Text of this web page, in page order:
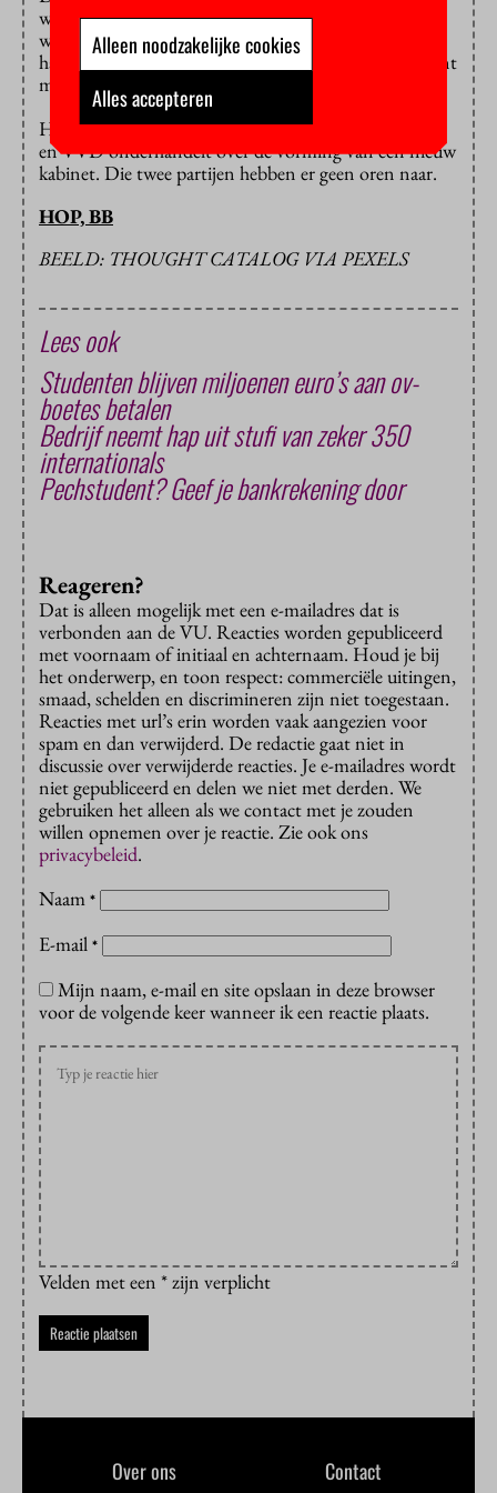
willen de rente op nul zetten. D66, DENK en Volt
willen dat alleen voor de pechgeneratie, die geen recht
had op een basisbeurs. De rest zou hooguit 2,5 procent
moeten betalen, vinden deze partijen.
Het is de vraag of het ervan komt, nu D66 met CDA
en VVD onderhandelt over de vorming van een nieuw
kabinet. Die twee partijen hebben er geen oren naar.
HOP, BB
BEELD: THOUGHT CATALOG VIA PEXELS
Lees ook
Studenten blijven miljoenen euro’s aan ov-
boetes betalen
Bedrijf neemt hap uit stufi van zeker 350
internationals
Pechstudent? Geef je bankrekening door
Reageren?
Dat is alleen mogelijk met een e-mailadres dat is
verbonden aan de VU. Reacties worden gepubliceerd
met voornaam of initiaal en achternaam. Houd je bij
het onderwerp, en toon respect: commerciële uitingen,
smaad, schelden en discrimineren zijn niet toegestaan.
Reacties met url’s erin worden vaak aangezien voor
spam en dan verwijderd. De redactie gaat niet in
discussie over verwijderde reacties. Je e-mailadres wordt
niet gepubliceerd en delen we niet met derden. We
gebruiken het alleen als we contact met je zouden
willen opnemen over je reactie. Zie ook ons
privacybeleid.
Naam *
E-mail *
Mijn naam, e-mail en site opslaan in deze browser
voor de volgende keer wanneer ik een reactie plaats.
Velden met een * zijn verplicht
Over ons Contact
Alleen noodzakelijke cookies
Alles accepteren